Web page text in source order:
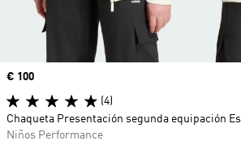
Precio
€ 100
(4)
Chaqueta Presentación segunda equipación
Niños Performance